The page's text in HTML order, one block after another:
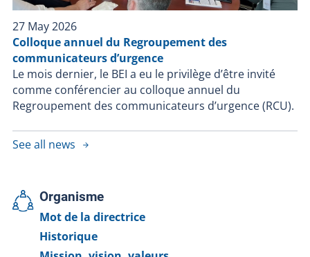
27 May 2026
Colloque annuel du Regroupement des
communicateurs d’urgence
Le mois dernier, le BEI a eu le privilège d’être invité
comme conférencier au colloque annuel du
Regroupement des communicateurs d’urgence (RCU).
See all news
Organisme
Mot de la directrice
Historique